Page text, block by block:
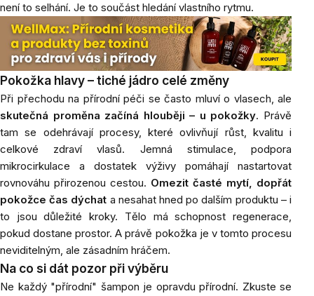
není to selhání. Je to součást hledání vlastního rytmu.
Pokožka hlavy – tiché jádro celé změny
Při přechodu na přírodní péči se často mluví o vlasech, ale
skutečná proměna začíná hlouběji – u pokožky. Právě
tam se odehrávají procesy, které ovlivňují růst, kvalitu i
celkové zdraví vlasů. Jemná stimulace, podpora
mikrocirkulace a dostatek výživy pomáhají nastartovat
rovnováhu přirozenou cestou. Omezit časté mytí, dopřát
pokožce čas dýchat a nesahat hned po dalším produktu – i
to jsou důležité kroky. Tělo má schopnost regenerace,
pokud dostane prostor. A právě pokožka je v tomto procesu
neviditelným, ale zásadním hráčem.
Na co si dát pozor při výběru
Ne každý "přírodní" šampon je opravdu přírodní. Zkuste se